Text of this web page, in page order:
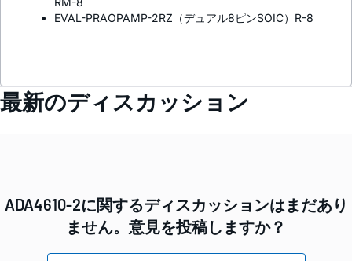
EVAL-PRAOPAMP-2RZ（デュアル8ピンSOIC）R-8
最新のディスカッション
ADA4610-2に関するディスカッションはまだあり
ません。意見を投稿しますか？